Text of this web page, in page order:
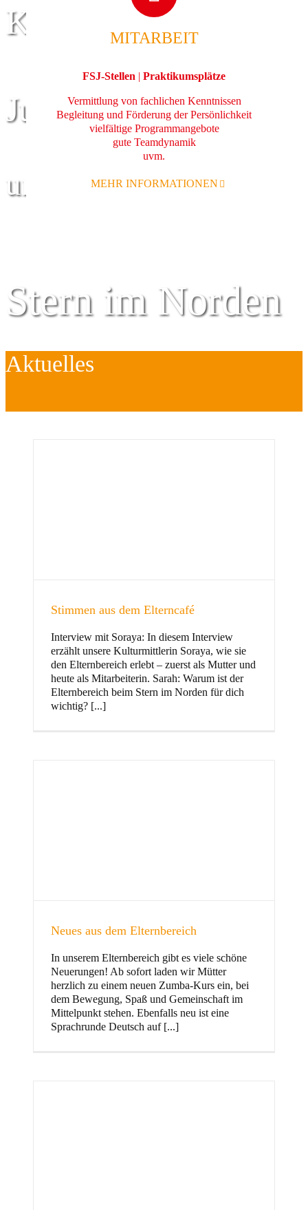
Kinder
Jugend
und Familie
Stern im Norden
Zentrum für
und Familie
Kinder
MITARBEIT
FSJ-Stellen | Praktikumsplätze
Vermittlung von fachlichen Kenntnissen
Begleitung und Förderung der Persönlichkeit
vielfältige Programmangebote
gute Teamdynamik
uvm.
MEHR INFORMATIONEN
Aktuelles
Stimmen aus dem Elterncafé
Interview mit Soraya: In diesem Interview
erzählt unsere Kulturmittlerin Soraya, wie sie
den Elternbereich erlebt – zuerst als Mutter und
heute als Mitarbeiterin. Sarah: Warum ist der
Elternbereich beim Stern im Norden für dich
wichtig? [...]
Neues aus dem Elternbereich
In unserem Elternbereich gibt es viele schöne
Neuerungen! Ab sofort laden wir Mütter
herzlich zu einem neuen Zumba-Kurs ein, bei
dem Bewegung, Spaß und Gemeinschaft im
Mittelpunkt stehen. Ebenfalls neu ist eine
Sprachrunde Deutsch auf [...]